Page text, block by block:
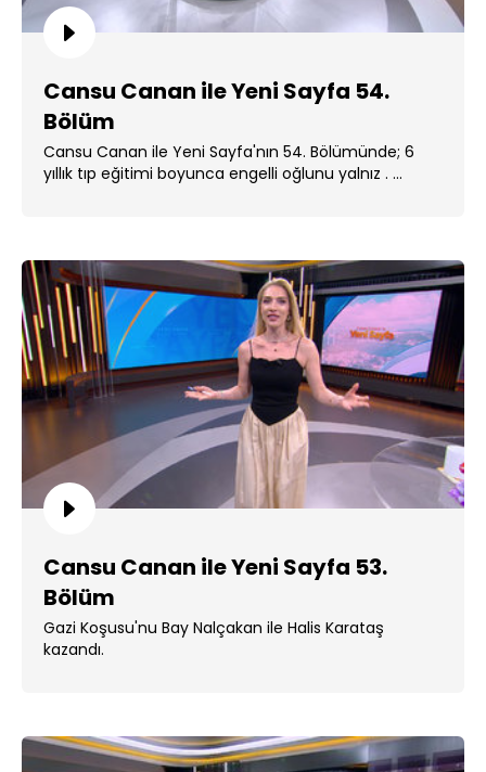
Cansu Canan ile Yeni Sayfa 54.
Bölüm
Cansu Canan ile Yeni Sayfa'nın 54. Bölümünde; 6
yıllık tıp eğitimi boyunca engelli oğlunu yalnız . ...
Cansu Canan ile Yeni Sayfa 53.
Bölüm
Gazi Koşusu'nu Bay Nalçakan ile Halis Karataş
kazandı.